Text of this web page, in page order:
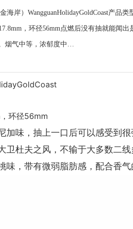
海岸）WangguanHolidayGoldCoast产
，环径56mm点燃后没有抽就能闻
烟气中等，浓郁度中…
环径56mm
加味，抽上一口后可以感受到
卫杜夫之风，不输于大多数二
味，带有微弱脂肪感，配合香